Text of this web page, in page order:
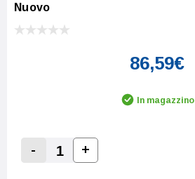
Nuovo
86,59€
In magazzino
Decrease Quantity:
-
Increase Quantity:
+